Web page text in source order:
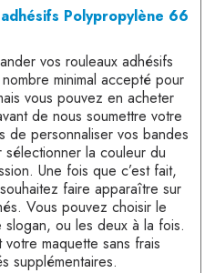
Polypropylène 66
vos rouleaux adhésifs
minimal accepté pour
vous pouvez en acheter
de nous soumettre votre
de personnaliser vos bandes
la couleur du
Une fois que c’est fait,
faire apparaître sur
Vous pouvez choisir le
ou les deux à la fois.
maquette sans frais
supplémentaires.